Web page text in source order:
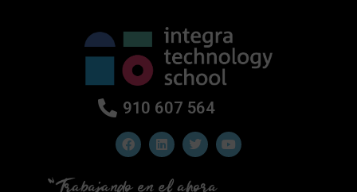
910 607 564